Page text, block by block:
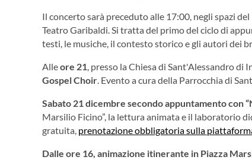
Il concerto sarà preceduto alle 17:00, negli spazi
Teatro Garibaldi. Si tratta del primo del ciclo di
testi, le musiche, il contesto storico e gli autori dei
Alleore 21, presso la Chiesa di Sant'Alessandro di
Gospel Choir. Evento a cura della Parrocchia di
Sabato 21 dicembre secondo appuntamento con
Marsilio Ficino”, la lettura animata e il laboratorio
gratuita, prenotazione obbligatoria sulla
Dalle ore 16, animazione itinerante in Piazza